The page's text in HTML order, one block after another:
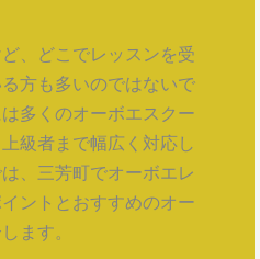
、どこでレッスンを受
方も多いのではないで
多くのオーボエスクー
級者まで幅広く対応し
、三芳町でオーボエレ
ントとおすすめのオー
ます。